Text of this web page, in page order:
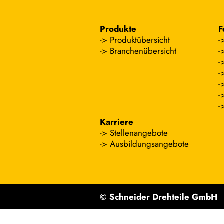
Produkte
Produktübersicht
Branchenübersicht
Karriere
Stellenangebote
Ausbildungsangebote
© Schneider Drehteile GmbH